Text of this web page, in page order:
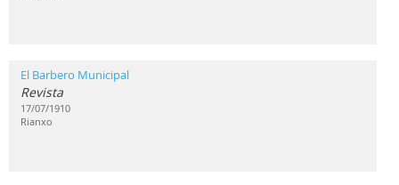
El Barbero Municipal
Revista
17/07/1910
Rianxo